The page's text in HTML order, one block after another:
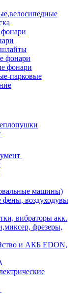
фонари
фонари
парковые
машины)
фены, воздуходувы
вибраторы акк.
фрезеры,
и АКБ EDON,